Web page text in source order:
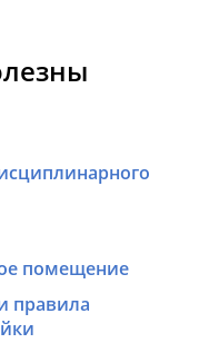
помещение
правила